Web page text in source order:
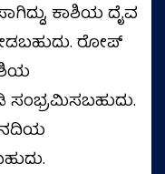
ಕಾಶಿಯ ದೈವ
ರೋಪ್